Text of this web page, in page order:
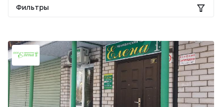
Фильтры